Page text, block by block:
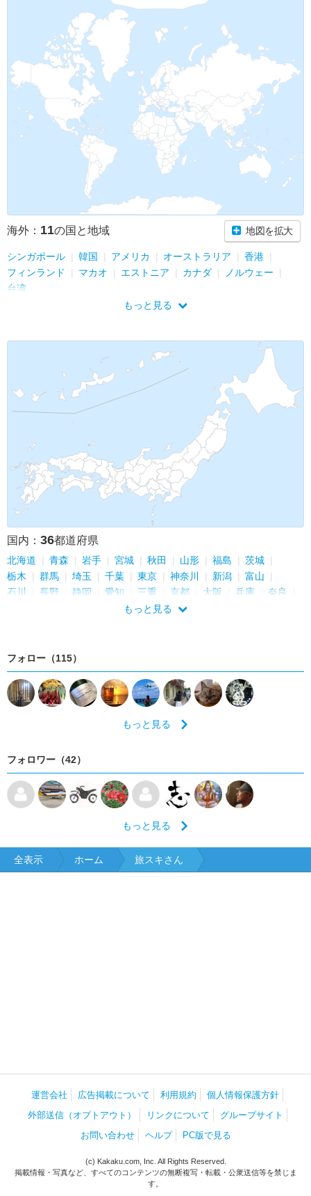
海外： 11の国と地域 地図を拡大
シンガポール 韓国 アメリカ オーストラリア
香港
フィンランド
マカオ エストニア カナダ
ノルウェー
台湾
もっと見る
国内： 36都道府県
北海道 青森 岩手 宮城 秋田 山形 福島
茨城
栃木
群馬 埼玉 千葉 東京 神奈川 新潟
富山
石川
長野 静岡 愛知 三重 京都 大阪 兵庫
奈良
広島 山口 徳島
もっと見る
フォロー（115）
もっと見る
フォロワー（42）
もっと見る
全表示 ホーム 旅スキさん
運営会社 広告掲載について 利用規約
個人情報保護方針
外部送信（オプトアウト）
リンクについて
グループサイト
お問い合わせ
ヘルプ PC版で見る
(c) Kakaku.com, Inc. All Rights Reserved.
掲載情報・写真など、すべてのコンテンツの無断複写・転載・公衆送信等を禁じま
す。